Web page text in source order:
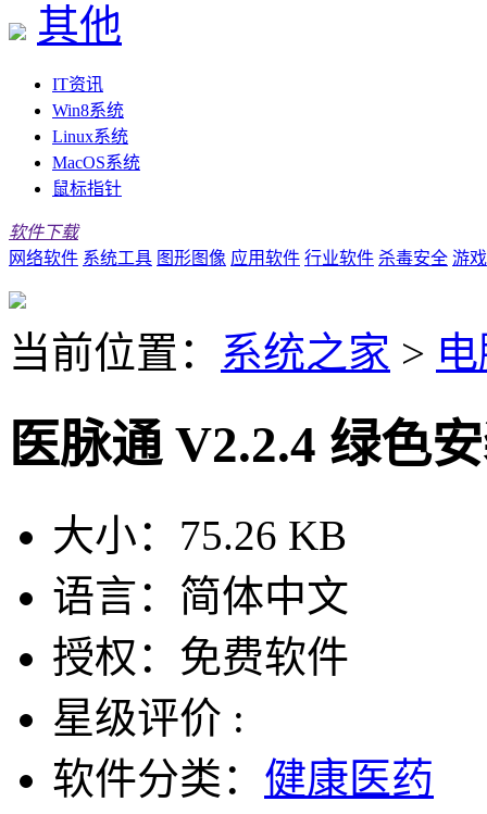
其他
IT资讯
Win8系统
Linux系统
MacOS系统
鼠标指针
软件下载
网络软件 系统工具 图形图像 应用软件 行业软件 杀毒安全 游
当前位置： 系统之家 >
医脉通 V2.2.4 绿色
大小： 75.26 KB
语言： 简体中文
授权： 免费软件
星级评价 :
软件分类： 健康医药